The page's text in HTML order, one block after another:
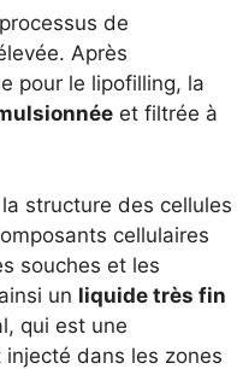
de
Après
pour le lipofilling, la
et filtrée à
structure des cellules
cellulaires
souches et les
un liquide très fin
qui est une
dans les zones